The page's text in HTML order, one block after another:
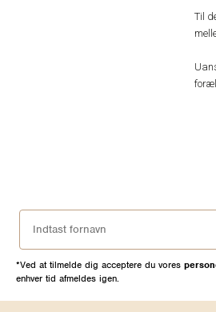
Til
*Ved at tilmelde dig acceptere du vores
enhver tid afmeldes igen.